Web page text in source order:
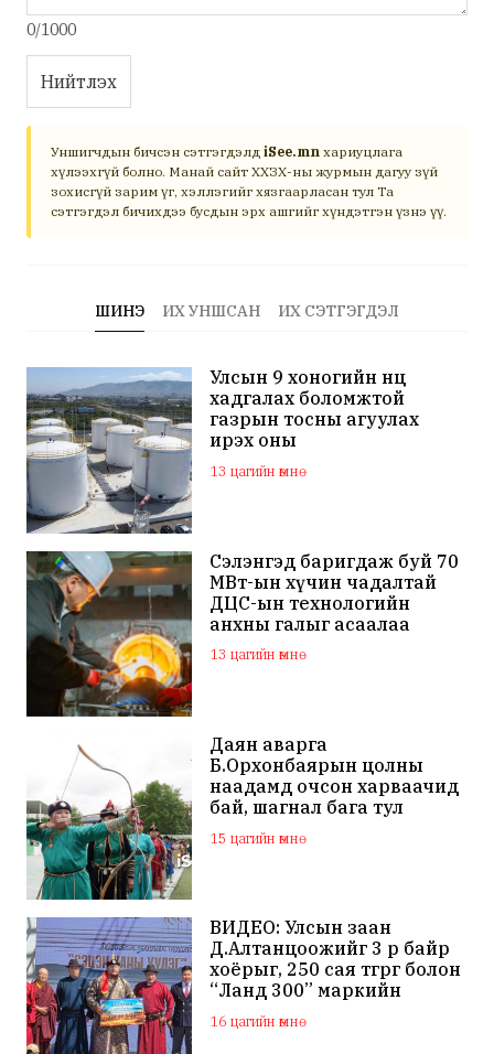
0/1000
Нийтлэх
Уншигчдын бичсэн сэтгэгдэлд iSee.mn хариуцлага
хүлээхгүй болно. Манай сайт ХХЗХ-ны журмын дагуу зүй
зохисгүй зарим үг, хэллэгийг хязгаарласан тул Та
сэтгэгдэл бичихдээ бусдын эрх ашгийг хүндэтгэн үзнэ үү.
ШИНЭ ИХ УНШСАН ИХ СЭТГЭГДЭЛ
Улсын 9 хоногийн нөөц
хадгалах боломжтой
газрын тосны агуулах
ирэх оны
арванхоёрдугаар сар
ашиглалтад орно
13 цагийн өмнө
Сэлэнгэд баригдаж буй 70
МВт-ын хүчин чадалтай
ДЦС-ын технологийн
анхны галыг асаалаа
13 цагийн өмнө
Даян аварга
Б.Орхонбаярын цолны
наадамд очсон харваачид
бай, шагнал бага тул
наадамд оролцохгүй
гэдгээ мэдэгдлээ
15 цагийн өмнө
ВИДЕО: Улсын заан
Д.Алтанцоожийг 3 өрөө байр
хоёрыг, 250 сая төгрөг болон
“Ланд 300” маркийн
автомашинаар мялаажээ
16 цагийн өмнө